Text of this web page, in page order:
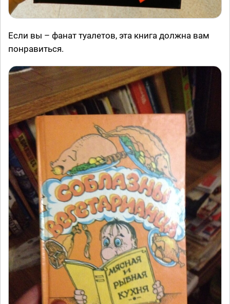
Если вы – фанат туалетов, эта книга должна вам
понравиться.